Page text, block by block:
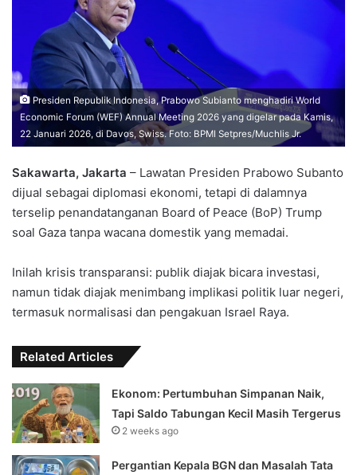
Presiden Republik Indonesia, Prabowo Subianto menghadiri World
Economic Forum (WEF) Annual Meeting 2026 yang digelar pada Kamis,
22 Januari 2026, di Davos, Swiss. Foto: BPMI Setpres/Muchlis Jr.
Sakawarta, Jakarta – Lawatan Presiden Prabowo Subanto
dijual sebagai diplomasi ekonomi, tetapi di dalamnya
terselip penandatanganan Board of Peace (BoP) Trump
soal Gaza tanpa wacana domestik yang memadai.
Inilah krisis transparansi: publik diajak bicara investasi,
namun tidak diajak menimbang implikasi politik luar negeri,
termasuk normalisasi dan pengakuan Israel Raya.
Related Articles
Ekonom: Pertumbuhan Simpanan Naik,
Tapi Saldo Tabungan Kecil Masih Tergerus
2 weeks ago
Pergantian Kepala BGN dan Masalah Tata